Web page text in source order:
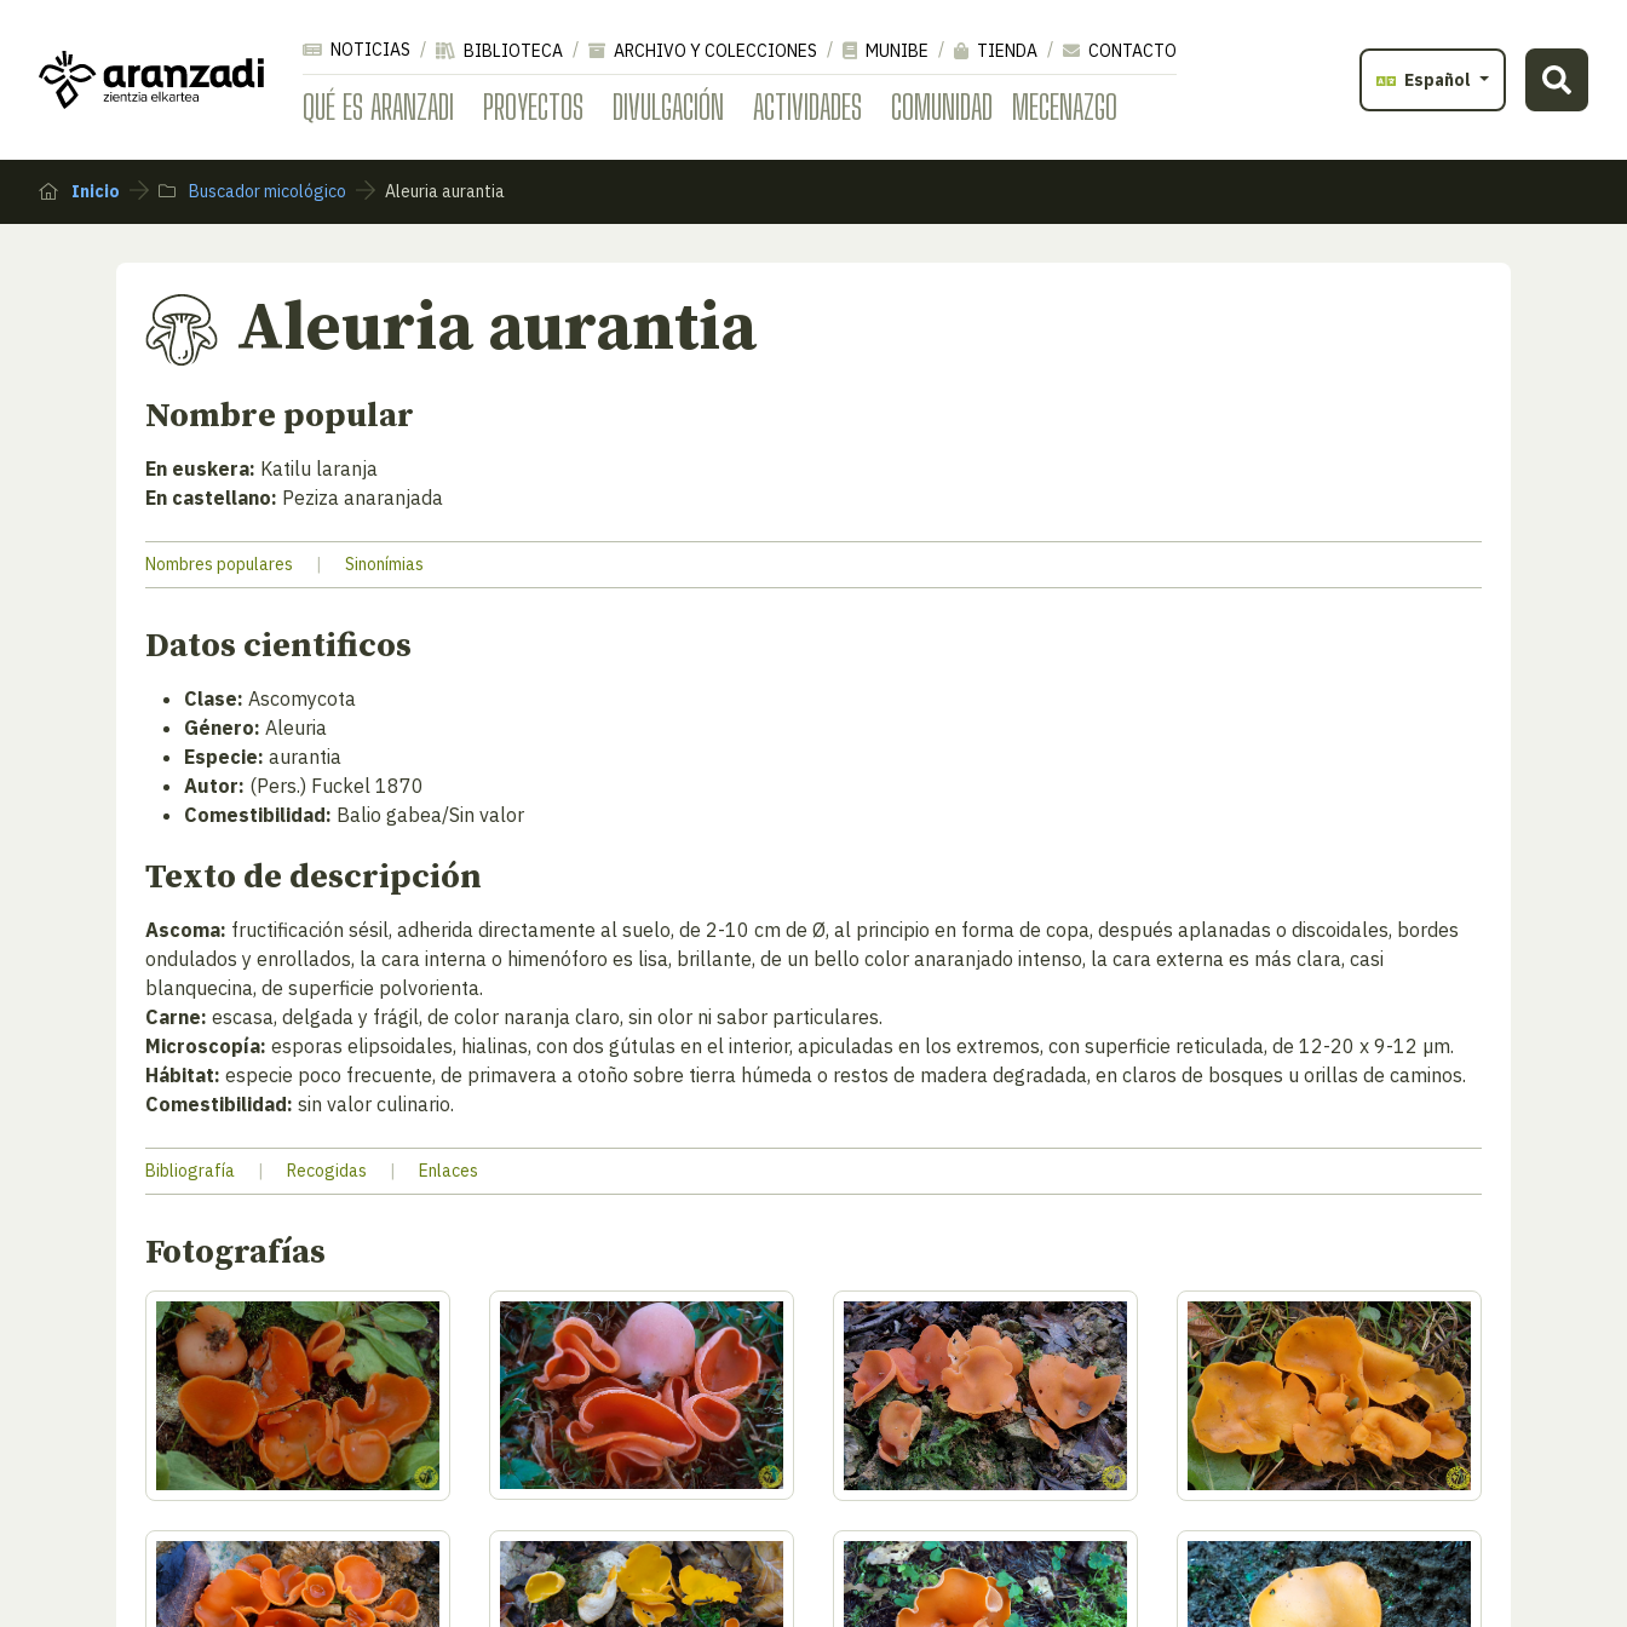
QUÉ ES ARANZADI PROYECTOS DIVULGACIÓN ACTIVIDADES COMUNIDAD MECENAZGO
NOTICIAS BIBLIOTECA ARCHIVO Y COLECCIONES MUNIBE TIENDA
CONTACTO
Español
Inicio Buscador micológico Aleuria aurantia
Aleuria aurantia
Nombre popular
En euskera: Katilu laranja
En castellano: Peziza anaranjada
Nombres populares | Sinonímias
Datos cientificos
Clase: Ascomycota
Género: Aleuria
Especie: aurantia
Autor: (Pers.) Fuckel 1870
Comestibilidad: Balio gabea/Sin valor
Texto de descripción
Ascoma: fructificación sésil, adherida directamente al suelo, de 2-10 cm de Ø, al principio en forma de copa, después aplanadas o discoidales, bordes
ondulados y enrollados, la cara interna o himenóforo es lisa, brillante, de un bello color anaranjado intenso, la cara externa es más clara, casi
blanquecina, de superficie polvorienta.
Carne: escasa, delgada y frágil, de color naranja claro, sin olor ni sabor particulares.
Microscopía: esporas elipsoidales, hialinas, con dos gútulas en el interior, apiculadas en los extremos, con superficie reticulada, de 12-20 x 9-12 µm.
Hábitat: especie poco frecuente, de primavera a otoño sobre tierra húmeda o restos de madera degradada, en claros de bosques u orillas de caminos.
Comestibilidad: sin valor culinario.
Bibliografía | Recogidas | Enlaces
Fotografías